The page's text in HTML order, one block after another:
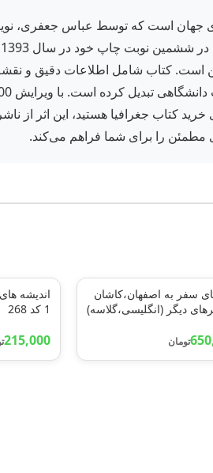
جامع و به‌روز از کشورهای جهان است که توسط
است. کتاب شامل اطلاعات دقیق و
کتاب جغرافیا هستید، این اثر از
مطمئن را برای شما فراهم می‌کند.
سفر به اصفهان،کاشان
دیگر (انگلیسی،گلاسه)
تومان
اندیشه
1 کد 268
215,000